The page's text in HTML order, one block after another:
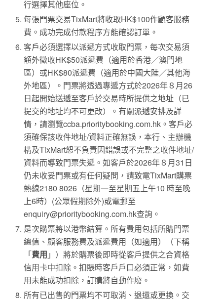
行選擇其他座位。
每張門票交易TixMart將收取HK$100作顧客服務
費。成功完成付款程序方能確認訂單。
客戶必須選擇以派遞方式收取門票，每次交易須
額外徵收HK$50派遞費（適用於香港／澳門地
區）或HK$80派遞費（適用於中國大陸／其他海
外地區）。門票將透過專遞方式於2026年８月26
日起開始送遞至客戶於交易時所提供之地址（已
提交的地址均不可更改）。有關派遞安排及詳
情，請瀏覽ccba.prioritybooking.com.hk。客戶必
須確保該收件地址/資料正確無誤，本行、主辦機
構及TixMart恕不負責因錯誤或不完整之收件地址/
資料而導致門票失遞。如客戶於2026年８月31日
仍未收妥門票或有任何疑問，請致電TixMart購票
熱線2180 8026（星期一至星期五上午10 時至晚
上6時）(公眾假期除外)或電郵至
enquiry@prioritybooking.com.hk查詢。
是次購票將以港幣結算。所有費用包括所購門票
總值、顧客服務費及派遞費用（如適用）（下稱
「費用 」）將於購票後即時從客戶提供之合資格
信用卡中扣除。扣賬時客戶戶口必須正常，如費
用未能成功扣除，訂購將自動作廢。
所有已出售的門票均不可取消、退還或更換。交